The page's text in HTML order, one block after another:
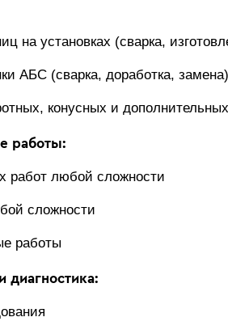
на установках (сварка,
АБС (сварка, доработка, замена)
конусных и
работы:
работ любой сложности
сложности
работы
диагностика: